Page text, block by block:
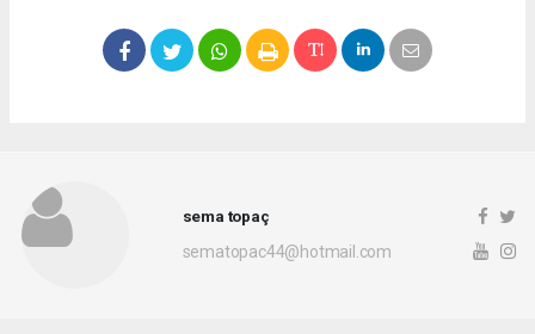
sema topaç
sematopac44@hotmail.com